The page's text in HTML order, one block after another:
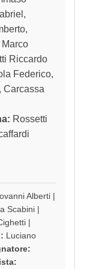
Riccardo
Federico,
Carcassa
Rossetti
Alberti |
Scabini |
|
Luciano